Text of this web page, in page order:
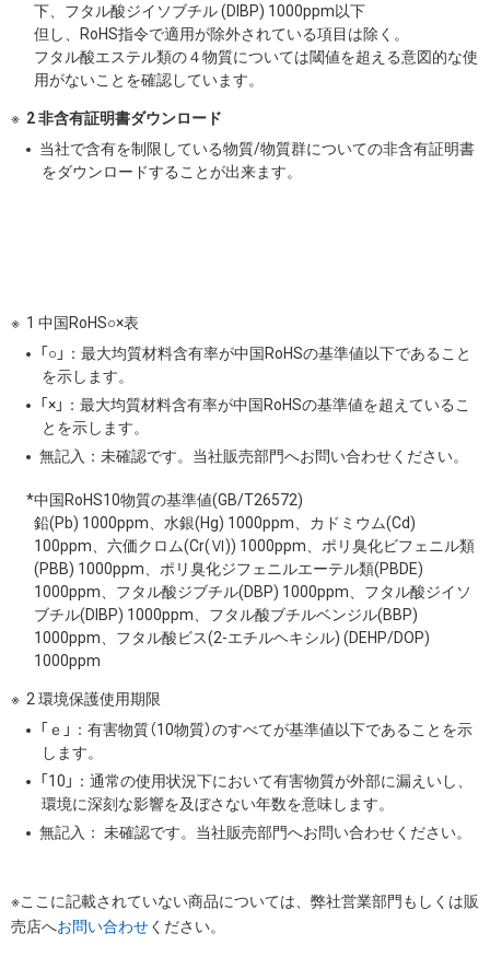
下、フタル酸ジイソブチル (DIBP) 1000ppm以下
但し、RoHS指令で適用が除外されている項目は除く。
フタル酸エステル類の４物質については閾値を超える意図的な使
用がないことを確認しています。
2 非含有証明書ダウンロード
当社で含有を制限している物質/物質群についての非含有証明書
をダウンロードすることが出来ます。
1 中国RoHS○×表
「○」：最大均質材料含有率が中国RoHSの基準値以下であること
を示します。
「×」：最大均質材料含有率が中国RoHSの基準値を超えているこ
とを示します。
無記入：未確認です。当社販売部門へお問い合わせください。
*中国RoHS10物質の基準値(GB/T26572)
鉛(Pb) 1000ppm、水銀(Hg) 1000ppm、カドミウム(Cd)
100ppm、六価クロム(Cr(Ⅵ)) 1000ppm、ポリ臭化ビフェニル類
(PBB) 1000ppm、ポリ臭化ジフェニルエーテル類(PBDE)
1000ppm、フタル酸ジブチル(DBP) 1000ppm、フタル酸ジイソ
ブチル(DIBP) 1000ppm、フタル酸ブチルベンジル(BBP)
1000ppm、フタル酸ビス(2-エチルヘキシル) (DEHP/DOP)
1000ppm
2 環境保護使用期限
「ｅ」：有害物質（10物質）のすべてが基準値以下であることを示
します。
「10」：通常の使用状況下において有害物質が外部に漏えいし、
環境に深刻な影響を及ぼさない年数を意味します。
無記入： 未確認です。当社販売部門へお問い合わせください。
※ここに記載されていない商品については、弊社営業部門もしくは販
売店へお問い合わせください。